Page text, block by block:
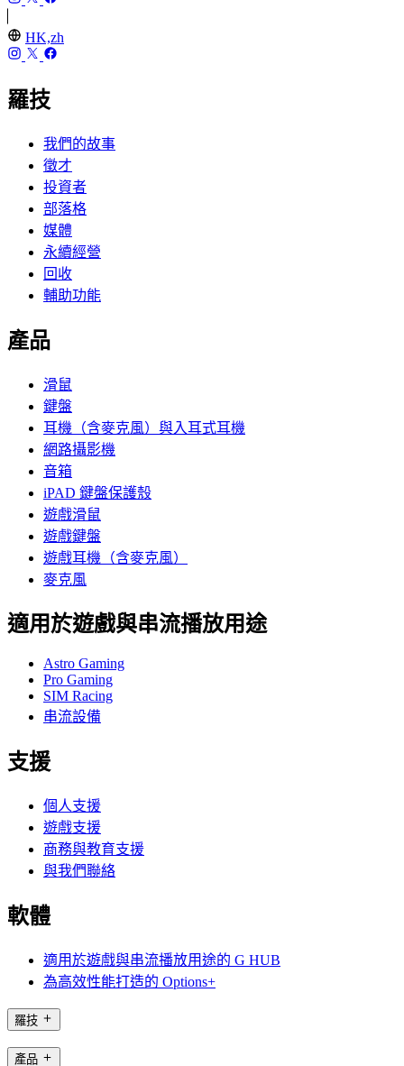
HK,zh
羅技
我們的故事
徵才
投資者
部落格
媒體
永續經營
回收
輔助功能
產品
滑鼠
鍵盤
耳機（含麥克風）與入耳式耳機
網路攝影機
音箱
iPAD 鍵盤保護殼
遊戲滑鼠
遊戲鍵盤
遊戲耳機（含麥克風）
麥克風
適用於遊戲與串流播放用途
Astro Gaming
Pro Gaming
SIM Racing
串流設備
支援
個人支援
遊戲支援
商務與教育支援
與我們聯絡
軟體
適用於遊戲與串流播放用途的 G HUB
為高效性能打造的 Options+
羅技
產品